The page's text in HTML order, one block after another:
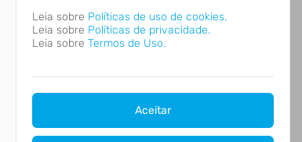
Leia sobre Políticas de uso de cookies.
Leia sobre Políticas de privacidade.
Leia sobre Termos de Uso.
Aceitar